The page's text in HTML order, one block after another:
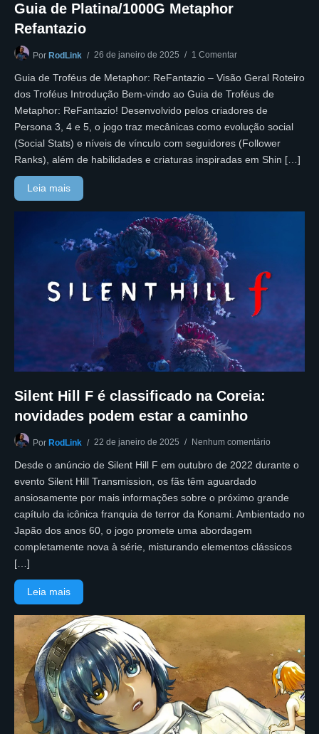
Guia de Platina/1000G Metaphor
Refantazio
Por RodLink 26 de janeiro de 2025 1 Comentar
Guia de Troféus de Metaphor: ReFantazio – Visão Geral Roteiro
dos Troféus Introdução Bem-vindo ao Guia de Troféus de
Metaphor: ReFantazio! Desenvolvido pelos criadores de
Persona 3, 4 e 5, o jogo traz mecânicas como evolução social
(Social Stats) e níveis de vínculo com seguidores (Follower
Ranks), além de habilidades e criaturas inspiradas em Shin […]
Leia mais
Silent Hill F é classificado na Coreia:
novidades podem estar a caminho
Por RodLink 22 de janeiro de 2025 Nenhum comentário
Desde o anúncio de Silent Hill F em outubro de 2022 durante o
evento Silent Hill Transmission, os fãs têm aguardado
ansiosamente por mais informações sobre o próximo grande
capítulo da icônica franquia de terror da Konami. Ambientado no
Japão dos anos 60, o jogo promete uma abordagem
completamente nova à série, misturando elementos clássicos
[…]
Leia mais